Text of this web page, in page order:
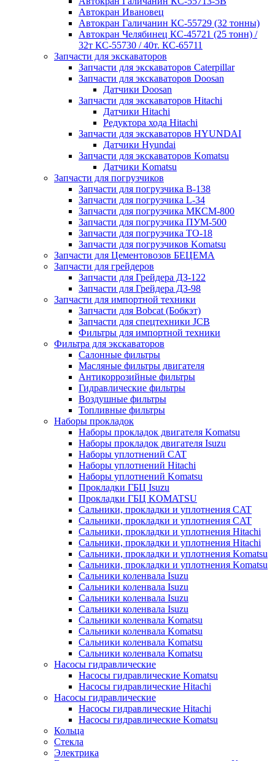
Автокран Ивановец
Автокран Галичанин КС-55729 (32 тонны)
Автокран Челябинец КС-45721 (25 тонн) /
32т КС-55730 / 40т. КС-65711
Запчасти для экскаваторов
Запчасти для экскаваторов Caterpillar
Запчасти для экскаваторов Doosan
Датчики Doosan
Запчасти для экскаваторов Hitachi
Датчики Hitachi
Редуктора хода Hitachi
Запчасти для экскаваторов HYUNDAI
Датчики Hyundai
Запчасти для экскаваторов Komatsu
Датчики Komatsu
Запчасти для погрузчиков
Запчасти для погрузчика B-138
Запчасти для погрузчика L-34
Запчасти для погрузчика МКСМ-800
Запчасти для погрузчика ПУМ-500
Запчасти для погрузчика ТО-18
Запчасти для погрузчиков Komatsu
Запчасти для Цементовозов БЕЦЕМА
Запчасти для грейдеров
Запчасти для Грейдера ДЗ-122
Запчасти для Грейдера ДЗ-98
Запчасти для импортной техники
Запчасти для Bobcat (Бобкэт)
Запчасти для спецтехники JCB
Фильтры для импортной техники
Фильтра для экскаваторов
Салонные фильтры
Масляные фильтры двигателя
Антикоррозийные фильтры
Гидравлические фильтры
Воздушные фильтры
Топливные фильтры
Наборы прокладок
Наборы прокладок двигателя Komatsu
Наборы прокладок двигателя Isuzu
Наборы уплотнений CAT
Наборы уплотнений Hitachi
Наборы уплотнений Komatsu
Прокладки ГБЦ Isuzu
Прокладки ГБЦ KOMATSU
Сальники, прокладки и уплотнения CAT
Сальники, прокладки и уплотнения CAT
Сальники, прокладки и уплотнения Hitachi
Сальники, прокладки и уплотнения Hitachi
Сальники, прокладки и уплотнения Komatsu
Сальники, прокладки и уплотнения Komatsu
Сальники коленвала Isuzu
Сальники коленвала Isuzu
Сальники коленвала Isuzu
Сальники коленвала Isuzu
Сальники коленвала Komatsu
Сальники коленвала Komatsu
Сальники коленвала Komatsu
Сальники коленвала Komatsu
Насосы гидравлические
Насосы гидравлические Komatsu
Насосы гидравлические Hitachi
Насосы гидравлические
Насосы гидравлические Hitachi
Насосы гидравлические Komatsu
Кольца
Стекла
Электрика